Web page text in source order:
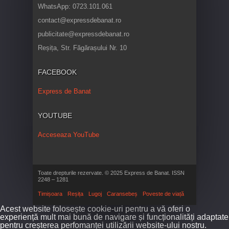
WhatsApp: 0723.101.061
contact@expressdebanat.ro
publicitate@expressdebanat.ro
Reșița, Str. Făgărașului Nr. 10
FACEBOOK
Express de Banat
YOUTUBE
Acceseaza YouTube
Toate drepturile rezervate. © 2025 Express de Banat. ISSN
2248 – 1281
Timișoara Reșița Lugoj Caransebeș Poveste de viață
Acest website folosește cookie-uri pentru a vă oferi o
experiență mult mai bună de navigare și funcționalități adaptate
pentru creșterea perfomanței utilizării website-ului nostru.